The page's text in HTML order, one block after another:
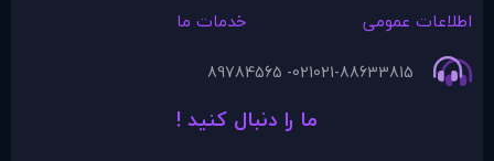
اطلاعات عمومی
خدمات ما
021-88633815
021- 89784565
ما را دنبال کنید !